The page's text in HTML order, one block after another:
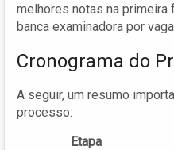
melhores notas na primeira
banca examinadora por
Cronograma do
A seguir, um resumo
processo:
Etapa